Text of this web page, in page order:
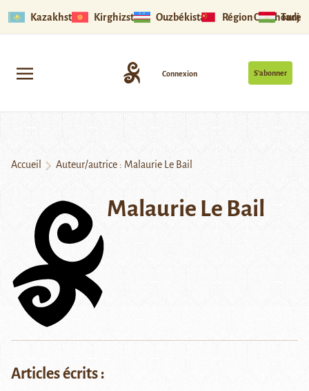
Kazakhstan Kirghizstan Ouzbékistan Région Ouïghoure
S’abonner
Connexion
Accueil Auteur/autrice : Malaurie Le Bail
Malaurie Le Bail
Articles écrits :